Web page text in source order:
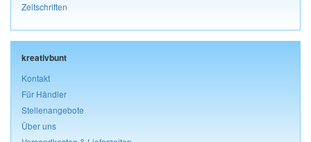
Zeitschriften
kreativbunt
Kontakt
Für Händler
Stellenangebote
Über uns